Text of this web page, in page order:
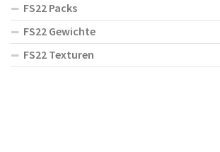
FS22 Packs
FS22 Gewichte
FS22 Texturen